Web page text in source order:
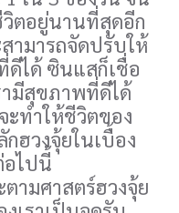
วิตอยู่นานที่สุดอีก
ามารถจัดปรับให้
ดีได้ ซินแสก็เชื่อ
ามีสุขภาพที่ดีได้
ทำให้ชีวิตของ
กฮวงจุ้ยในเบื้อง
ต่อไปนี้
ามศาสตร์ฮวงจุ้ย